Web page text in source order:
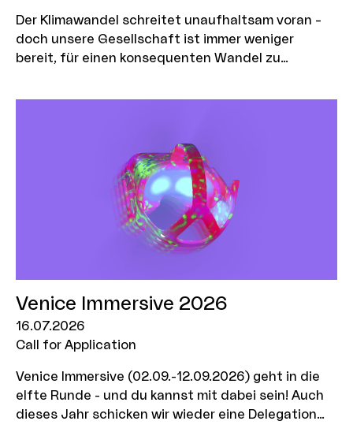
Der Klimawandel schreitet unaufhaltsam voran –
doch unsere Gesellschaft ist immer weniger
bereit, für einen konsequenten Wandel zu
Fragen ging Kommunikationswissenschaftler Dr.
Daniel Possler im Rahmen eines
Forschungsstipendiums nach, das die MOIN
Filmförderung gemeinsam mit PlanetNarratives im
vergangenen Jahr ausgeschrieben hat. Mehr zum
Arbeitsprozess und den Ergebnissen verraten wir
Venice Immersive 2026
16.07.2026
Call for Application
Venice Immersive (02.09.-12.09.2026) geht in die
elfte Runde - und du kannst mit dabei sein! Auch
dieses Jahr schicken wir wieder eine Delegation